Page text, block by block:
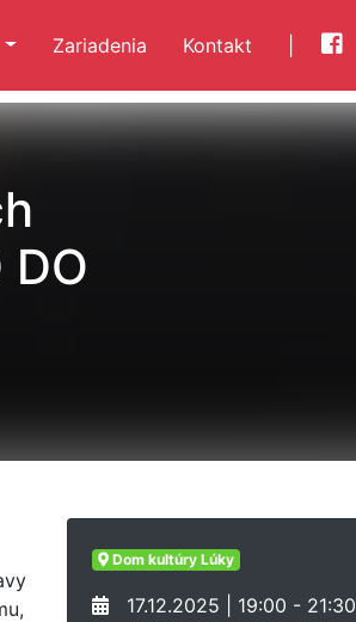
Zariadenia Kontakt
Dom kultúry Lúky
17.12.2025 | 19:00 - 21:30